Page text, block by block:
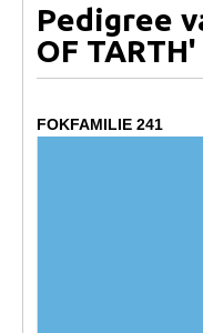
NRPS Select Sale
NRPS Keuringen
Pedigree
OF TARTH'
FOKFAMILIE 241